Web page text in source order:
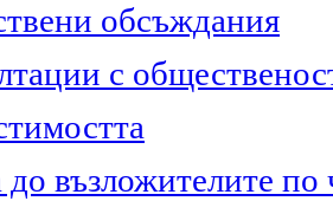
обсъждания
с
възложителите по